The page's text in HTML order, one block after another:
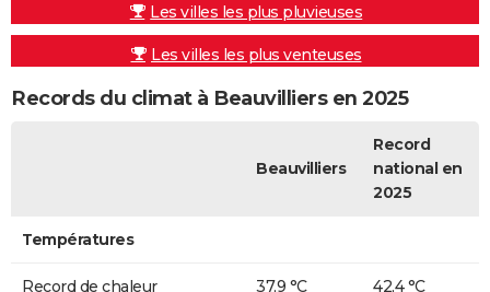
Les villes les plus pluvieuses
Les villes les plus venteuses
Records du climat à Beauvilliers en 2025
Beauvilliers
Record
national en
2025
Températures
Record de chaleur 37,9 °C 42,4 °C